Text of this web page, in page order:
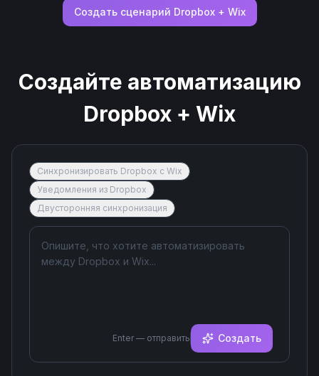
Создать сценарий Dropbox+ Wix
Создайте автоматизацию
Dropbox + Wix
Синхронизировать Dropbox с Wix
Уведомления из Dropbox
Двусторонняя синхронизация
Enter — отправить Создать